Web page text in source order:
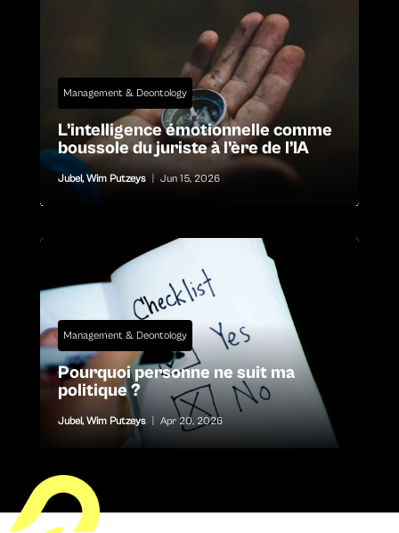
Management & Deontology
L’intelligence émotionnelle comme
boussole du juriste à l’ère de l’IA
Jubel, Wim Putzeys Jun 15, 2026
Management & Deontology
Pourquoi personne ne suit ma
politique ?
Jubel, Wim Putzeys Apr 20, 2026